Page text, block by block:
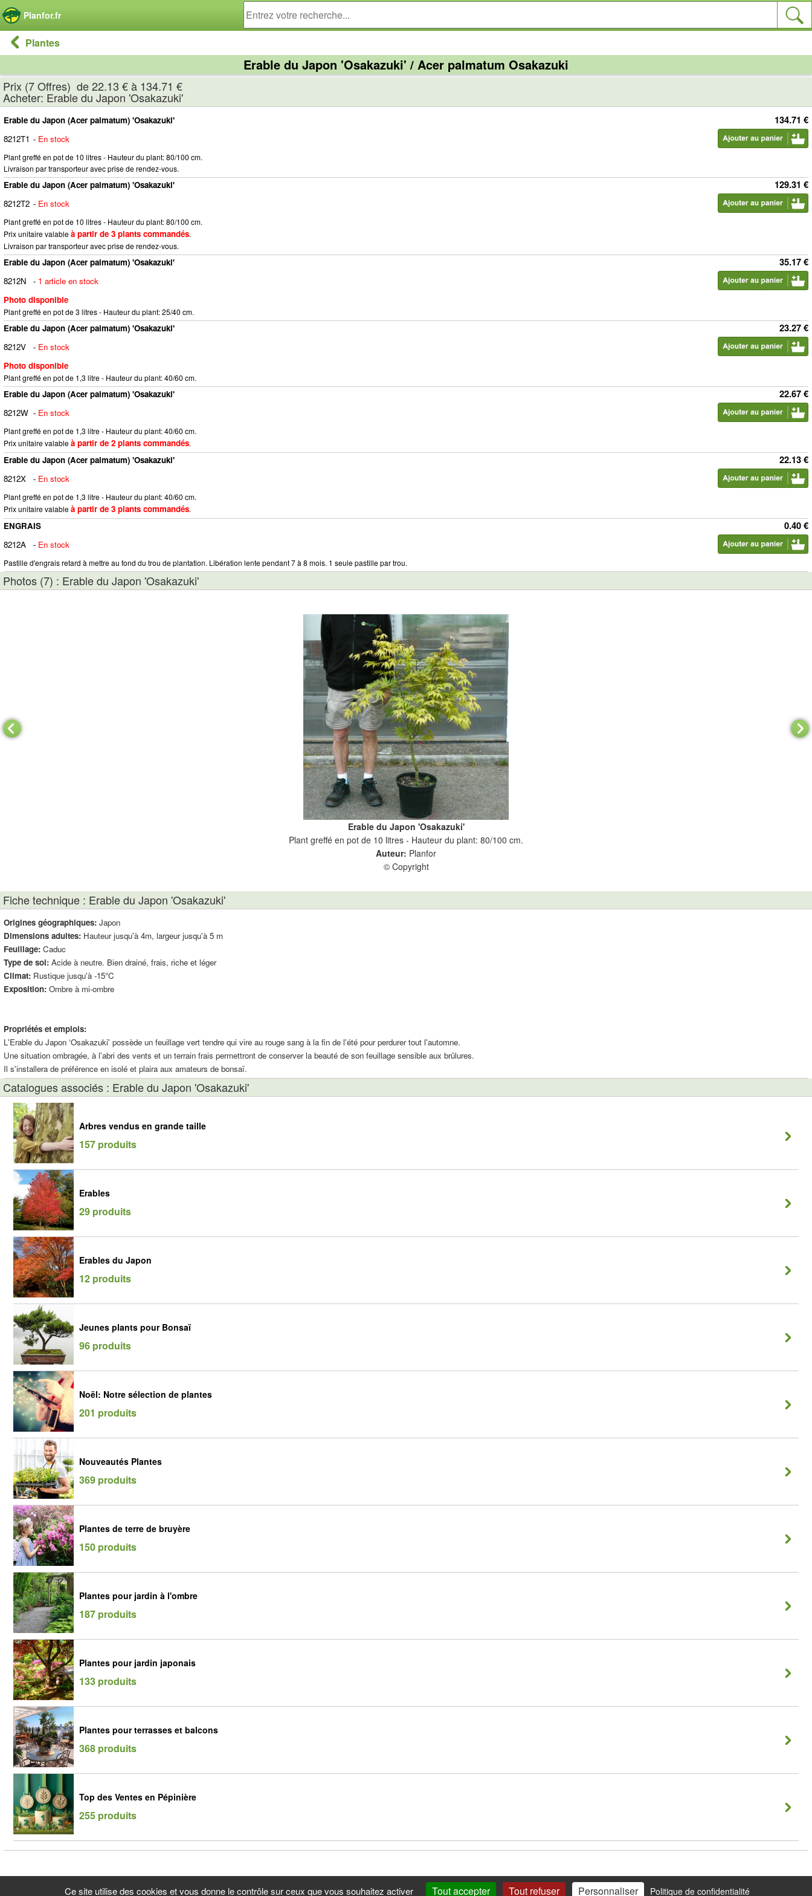
Planfor.fr
Plantes
Erable du Japon 'Osakazuki' / Acer palmatum Osakazuki
Prix (7 Offres) de 22.13 € à 134.71 €
Acheter: Erable du Japon 'Osakazuki'
134.71 €
Erable du Japon (Acer palmatum) 'Osakazuki'
8212T1 - En stock
Plant greffé en pot de 10 litres - Hauteur du plant: 80/100 cm.
Livraison par transporteur avec prise de rendez-vous.
129.31 €
Erable du Japon (Acer palmatum) 'Osakazuki'
8212T2 - En stock
Plant greffé en pot de 10 litres - Hauteur du plant: 80/100 cm.
Prix unitaire valableà partir de 3 plants commandés.
Livraison par transporteur avec prise de rendez-vous.
35.17 €
Erable du Japon (Acer palmatum) 'Osakazuki'
8212N
- 1 article en stock
Photo disponible
Plant greffé en pot de 3 litres - Hauteur du plant: 25/40 cm.
23.27 €
Erable du Japon (Acer palmatum) 'Osakazuki'
8212V
- En stock
Photo disponible
Plant greffé en pot de 1,3 litre - Hauteur du plant: 40/60 cm.
22.67 €
Erable du Japon (Acer palmatum) 'Osakazuki'
8212W - En stock
Plant greffé en pot de 1,3 litre - Hauteur du plant: 40/60 cm.
Prix unitaire valableà partir de 2 plants commandés.
22.13 €
Erable du Japon (Acer palmatum) 'Osakazuki'
8212X
- En stock
Plant greffé en pot de 1,3 litre - Hauteur du plant: 40/60 cm.
Prix unitaire valableà partir de 3 plants commandés.
0.40 €
ENGRAIS
8212A
- En stock
Pastille d'engrais retard à mettre au fond du trou de plantation. Libération lente pendant 7 à 8 mois. 1 seule pastille par trou.
Photos (7) : Erable du Japon 'Osakazuki'
Erable du Japon 'Osakazuki'
Plant greffé en pot de 10 litres - Hauteur du plant: 80/100 cm.
Auteur: Planfor
© Copyright
Fiche technique : Erable du Japon 'Osakazuki'
Origines géographiques: Japon
Dimensions adultes: Hauteur jusqu'à 4m, largeur jusqu'à 5 m
Feuillage: Caduc
Type de sol: Acide à neutre. Bien drainé, frais, riche et léger
Climat: Rustique jusqu'à -15°C
Exposition: Ombre à mi-ombre
Propriétés et emplois:
L'Erable du Japon ‘Osakazuki' possède un feuillage vert tendre qui vire au rouge sang à la fin de l'été pour perdurer tout l'automne.
Une situation ombragée, à l'abri des vents et un terrain frais permettront de conserver la beauté de son feuillage sensible aux brûlures.
Il s'installera de préférence en isolé et plaira aux amateurs de bonsaï.
Catalogues associés : Erable du Japon 'Osakazuki'
Arbres vendus en grande taille
157 produits
Erables
29 produits
Erables du Japon
12 produits
Jeunes plants pour Bonsaï
96 produits
Noël: Notre sélection de plantes
201 produits
Nouveautés Plantes
369 produits
Plantes de terre de bruyère
150 produits
Plantes pour jardin à l'ombre
187 produits
Plantes pour jardin japonais
133 produits
Plantes pour terrasses et balcons
368 produits
Top des Ventes en Pépinière
255 produits
Panneau de gestion des cookies
Ce site utilise des cookies et vous donne le contrôle sur ceux que vous souhaitez activer Tout accepter Tout refuser Personnaliser Politique de confidentialité